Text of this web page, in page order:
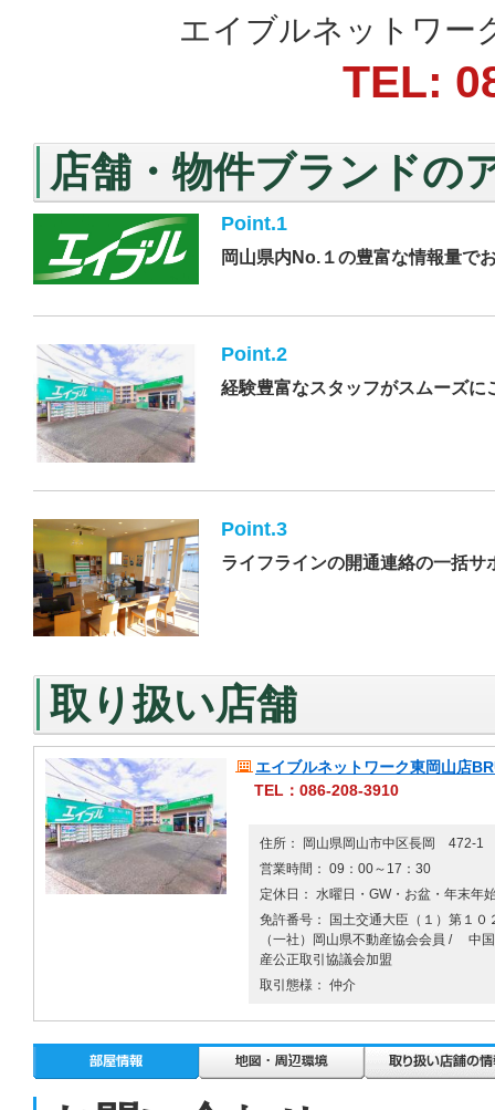
エイブルネットワー
TEL:
店舗・物件ブランドの
Point.1
岡山県内No.１の豊富な情報量で
Point.2
経験豊富なスタッフがスムーズに
Point.3
ライフラインの開通連絡の一括
取り扱い店舗
エイブルネットワーク東岡山店
TEL：086-208-3910
住所： 岡山県岡山市中区長岡 472-1
営業時間： 09：00～17：30
定休日： 水曜日・GW・お盆・年末年
免許番号： 国土交通大臣（１）第１０
（一社）岡山県不動産協会会員 / 中
産公正取引協議会加盟
取引態様： 仲介